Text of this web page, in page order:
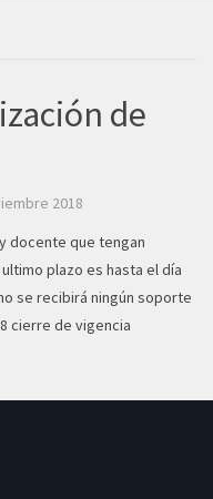
de
2018
docente que tengan
plazo es hasta el día
se recibirá ningún soporte
cierre de vigencia